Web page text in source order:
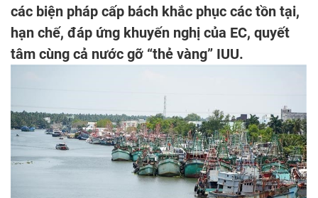
các biện pháp cấp bách khắc phục các tồn tại,
hạn chế, đáp ứng khuyến nghị của EC, quyết
tâm cùng cả nước gỡ “thẻ vàng” IUU.